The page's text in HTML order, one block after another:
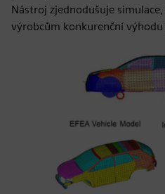
Nástroj zjednodušuje
výrobcům konkurenční